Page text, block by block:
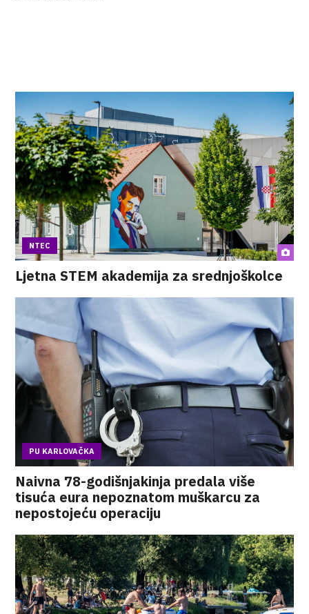
NTEC
Ljetna STEM akademija za srednjoškolce
PU KARLOVAČKA
Naivna 78-godišnjakinja predala više
tisuća eura nepoznatom muškarcu za
nepostojeću operaciju